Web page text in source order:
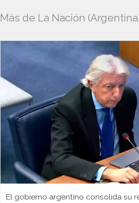
Más de La Nación
El gobierno argentino consolida su